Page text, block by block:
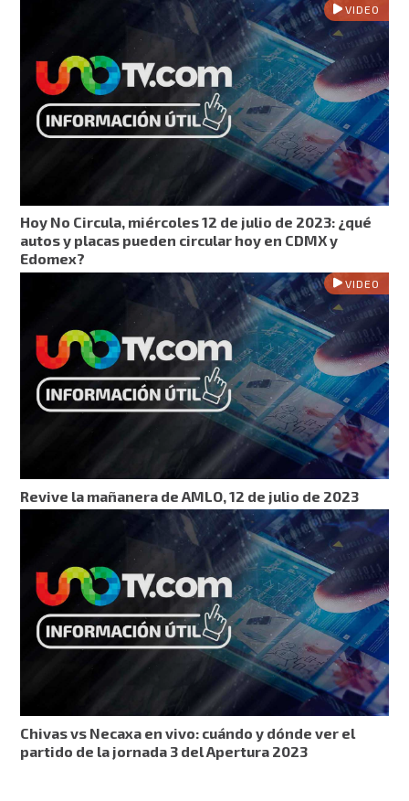
VIDEO
Hoy No Circula, miércoles 12 de julio de 2023: ¿qué
autos y placas pueden circular hoy en CDMX y
Edomex?
VIDEO
Revive la mañanera de AMLO, 12 de julio de 2023
Chivas vs Necaxa en vivo: cuándo y dónde ver el
partido de la jornada 3 del Apertura 2023